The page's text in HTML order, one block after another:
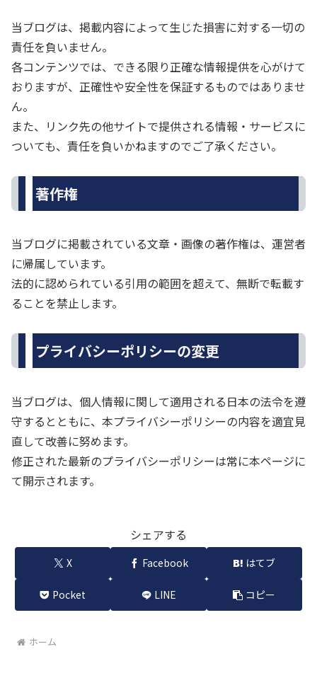
当ブログは、掲載内容によって生じた損害に対する一切の
責任を負いません。
各コンテンツでは、できる限り正確な情報提供を心がけて
おりますが、正確性や安全性を保証するものではありませ
ん。
また、リンク先の他サイトで提供される情報・サービスに
ついても、責任を負いかねますのでご了承ください。
著作権
当ブログに掲載されている文章・画像の著作権は、運営者
に帰属しています。
法的に認められている引用の範囲を超えて、無断で転載す
ることを禁止します。
プライバシーポリシーの変更
当ブログは、個人情報に関して適用される日本の法令を遵
守するとともに、本プライバシーポリシーの内容を適宜見
直して改善に努めます。
修正された最新のプライバシーポリシーは常に本ページに
て開示されます。
シェアする
X Facebook はてブ
Pocket LINE コピー
ホーム